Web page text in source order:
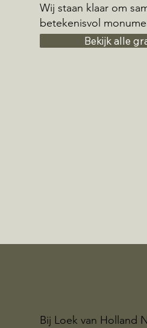
Wij staan klaar om
betekenisvol
Bekijk alle
Bij Loek van Holland